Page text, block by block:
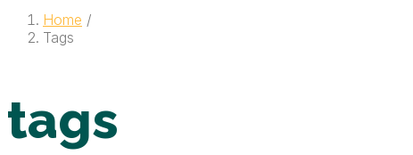
Home /
Tags
tags